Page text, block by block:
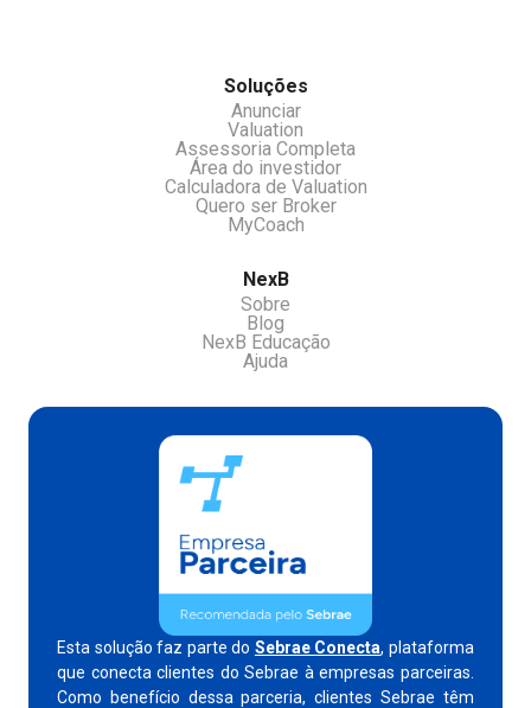
Soluções
Anunciar
Valuation
Assessoria Completa
Área do investidor
Calculadora de Valuation
Quero ser Broker
MyCoach
NexB
Sobre
Blog
NexB Educação
Ajuda
Esta solução faz parte do Sebrae Conecta, plataforma
que conecta clientes do Sebrae à empresas parceiras.
Como benefício dessa parceria, clientes Sebrae têm